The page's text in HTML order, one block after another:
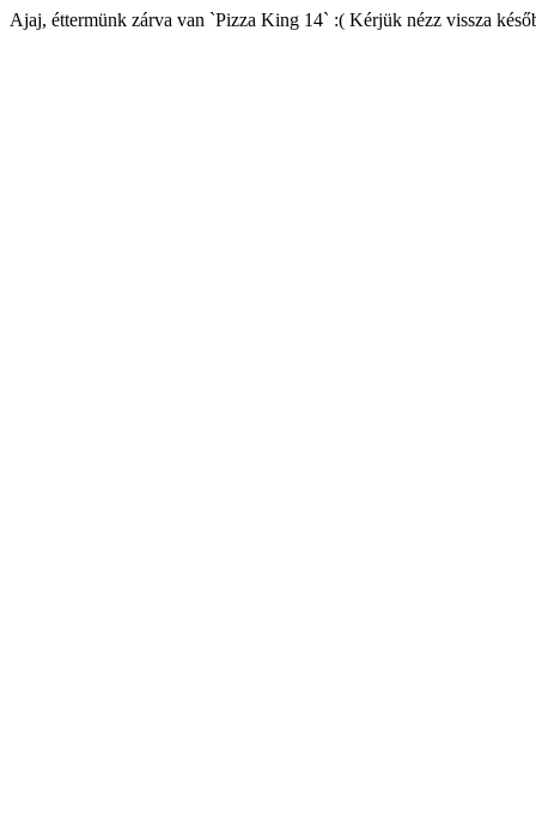
Ajaj, éttermünk zárva van `Pizza King 14` :( Kérjük nézz vissza